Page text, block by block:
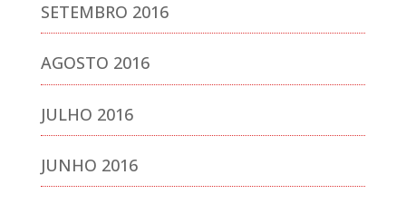
SETEMBRO 2016
AGOSTO 2016
JULHO 2016
JUNHO 2016